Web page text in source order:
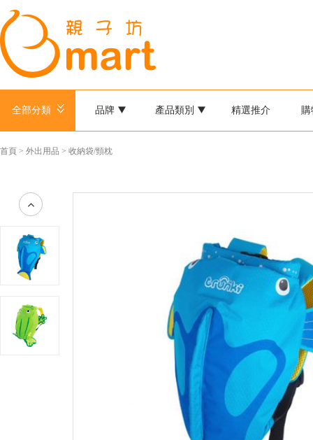
全部分類 品牌 產品類別 精選推介 購
首頁 > 外出用品 > 收納袋/頸枕